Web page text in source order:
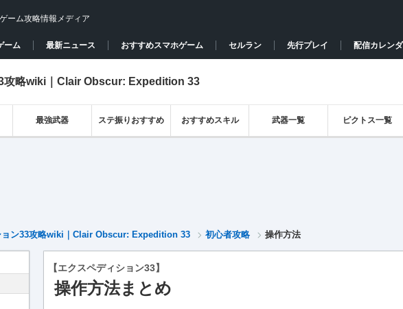
ーム攻略情報メディア
ーム 最新ニュース おすすめスマホゲーム セルラン 先行プレイ 配信カレン
攻略wiki｜Clair Obscur: Expedition 33
最強武器 ステ振りおすすめ おすすめスキル 武器一覧 ピクトス一覧
ョン33攻略wiki｜Clair Obscur: Expedition 33 初心者攻略 操作方法
【エクスペディション33】
操作方法まとめ